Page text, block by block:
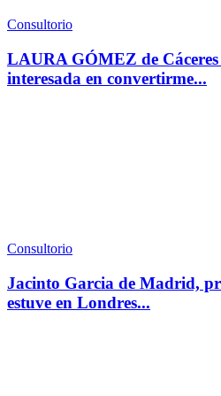
Consultorio
LAURA GÓMEZ de
interesada en convertirme...
Consultorio
Jacinto Garcia de Madrid,
estuve en Londres...